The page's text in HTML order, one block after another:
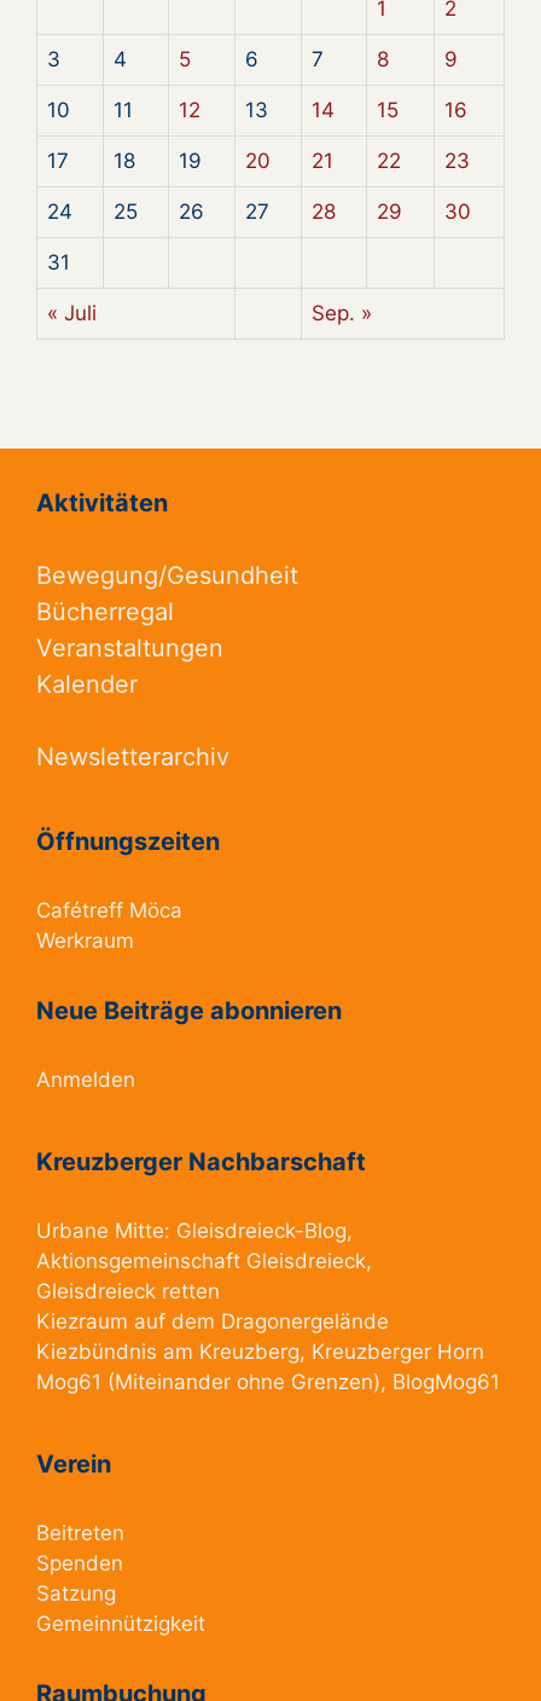
1 2
3 4 5 6 7 8 9
10 11 12 13 14 15 16
17 18 19 20 21 22 23
24 25 26 27 28 29 30
31
« Juli Sep. »
Aktivitäten
Bewegung/Gesundheit
Bücherregal
Veranstaltungen
Kalender
Newsletterarchiv
Öffnungszeiten
Cafétreff Möca
Werkraum
Neue Beiträge abonnieren
Anmelden
Kreuzberger Nachbarschaft
Urbane Mitte: Gleisdreieck-Blog,
Aktionsgemeinschaft Gleisdreieck,
Gleisdreieck retten
Kiezraum auf dem Dragonergelände
Kiezbündnis am Kreuzberg, Kreuzberger Horn
Mog61 (Miteinander ohne Grenzen), BlogMog61
Verein
Beitreten
Spenden
Satzung
Gemeinnützigkeit
Raumbuchung